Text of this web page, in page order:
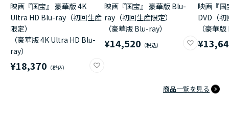
映画『国宝』 豪華版 4K
Ultra HD Blu-ray（初回生産
限定）
（豪華版 4K Ultra HD Blu-
ray）
¥18,370
映画『国宝』 豪華版 Blu-
ray（初回生産限定）
（豪華版 Blu-ray）
¥14,520
映画『国
DVD（
（豪華
商品一覧を見る